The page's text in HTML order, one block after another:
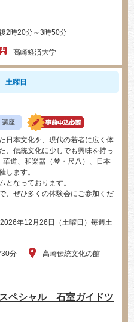
2時20分～3時50分
高崎経済大学
土曜日
講座
日本文化を、現代の若者に広く体
、伝統文化に少しでも興味を持っ
道、和楽器（琴・尺八）、日本
します。
となっております。
、ぜひ多くの体験会にご参加くだ
年12月26日（土曜日）毎週土
分
高崎伝統文化の館
ペシャル 石室ガイドツ